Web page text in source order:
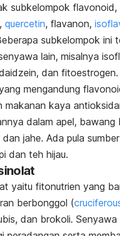
subkelompok flavonoid,
quercetin, flavanon,
subkelompok ini
lain, misalnya
dan fitoestrogen.
mengandung
makanan kaya
dalam apel,
jahe. Ada pula
dan teh hijau.
yaitu fitonutrien yang
berbonggol (
dan brokoli. Senyawa